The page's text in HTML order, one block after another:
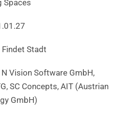
Spaces
Findet Stadt
N Vision Software GmbH,
SC Concepts, AIT (Austrian
GmbH)